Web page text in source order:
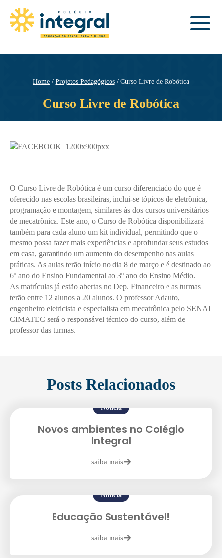
Home Projetos Pedagógicos Curso Livre de Robótica
Curso Livre de Robótica
O Curso Livre de Robótica é um curso diferenciado do que é
oferecido nas escolas brasileiras, inclui-se tópicos de eletrônica,
programação e montagem, similares às dos cursos universitários
de mecatrônica. Este ano, o Curso de Robótica disponibilizará
também para cada aluno um kit individual, permitindo que o
mesmo possa fazer mais experiências e aprofundar seus estudos
em casa, garantindo um aumento do desempenho nas aulas
práticas. As aulas terão início no dia 8 de março e é destinado ao
6º ano do Ensino Fundamental ao 3º ano do Ensino Médio.
As matrículas já estão abertas no Dep. Financeiro e as turmas
terão entre 12 alunos a 20 alunos. O professor Adauto,
engenheiro eletricista e especialista em mecatrônica pelo SENAI
CIMATEC será o responsável técnico do curso, além de
professor das turmas.
Posts Relacionados
Notícia
Novos ambientes no Colégio
Integral
saiba mais
Notícia
Educação Sustentável!
saiba mais